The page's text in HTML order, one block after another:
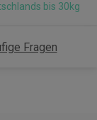
bis 30kg
Fragen